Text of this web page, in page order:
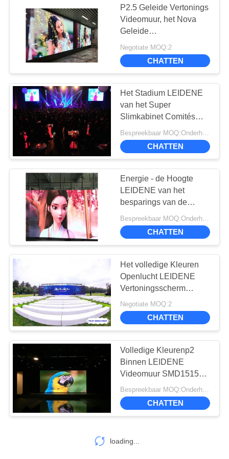
LED-scherm voor
mobiele
aanhangwagens
LEIDENE
vertoningsmodule
P2.5 Geleide Vertonings
Videomuur, het Nova
Geleide
Videomuurscherm SMD
200 - 750W-Comité
Macht
Negotiate MOQ:2
CHATTEN
Het Stadium LEIDENE
van het Super
Slimkabinet Comités
3840Hz, Huur Bedrijfs
LEIDENE
Stadiumvertoning
CHATTEN
Energie - de Hoogte
LEIDENE van het
besparings van de
Kleine Pixel Hoge
Definitie
Vertoningsp1.875 de
Video
Bespreekbaar MOQ:Onderhandeling
CHATTEN
Het volledige Kleuren
Openlucht LEIDENE
Vertoningsscherm
P4.81mm 6554*1024P
voor Stadium Reclame
toont
Negotiate MOQ:2
CHATTEN
Volledige Kleurenp2
Binnen LEIDENE
Videomuur SMD1515
Grote
Reclamedoeltreffendheid
Bespreekbaar MOQ:Onderhandeling
CHATTEN
loading...